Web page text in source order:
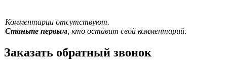
Комментарии отсутствуют.
Станьте первым, кто оставит свой комментарий.
Заказать обратный звонок